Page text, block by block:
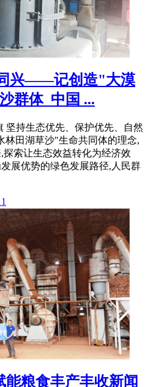
兴——记创造"大漠
群体_中国 ...
坚持生态优先、保护优先、自然
林田湖草沙"生命共同体的理念,
索让生态效益转化为经济效
展优势的绿色发展路径,人民群
粮食丰产丰收新闻